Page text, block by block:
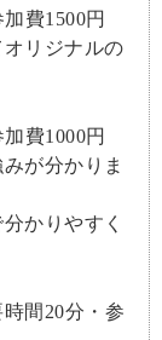
費1500円
リジナルの
費1000円
が分かりま
かりやすく
間20分・参